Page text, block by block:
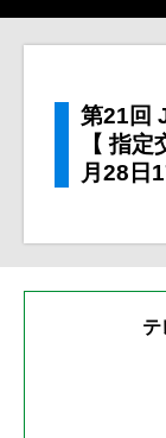
第21回
【 指
月28日